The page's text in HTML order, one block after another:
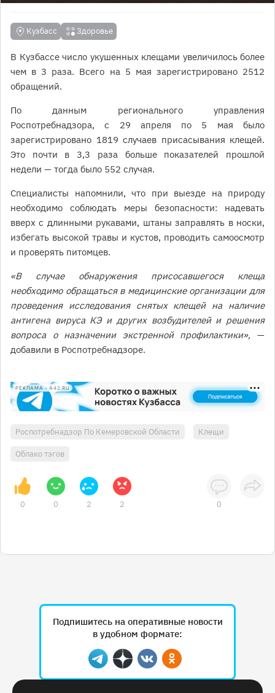
Кузбасс Здоровье
В Кузбассе число укушенных клещами увеличилось более
чем в 3 раза. Всего на 5 мая зарегистрировано 2512
обращений.
По данным регионального управления
Роспотребнадзора, с 29 апреля по 5 мая было
зарегистрировано 1819 случаев присасывания клещей.
Это почти в 3,3 раза больше показателей прошлой
недели — тогда было 552 случая.
Специалисты напомнили, что при выезде на природу
необходимо соблюдать меры безопасности: надевать
вверх с длинными рукавами, штаны заправлять в носки,
избегать высокой травы и кустов, проводить самоосмотр
и проверять питомцев.
«В случае обнаружения присосавшегося клеща
необходимо обращаться в медицинские организации для
проведения исследования снятых клещей на наличие
антигена вируса КЭ и других возбудителей и решения
вопроса о назначении экстренной профилактики», —
добавили в Роспотребнадзоре.
РЕКЛАМА • A42.RU
Роспотребнадзор По Кемеровской Области Клещи
Облако тэгов
0 0 2 2 0
Подпишитесь на оперативные новости
в удобном формате:
Telegram
ДзенВконтактеОдноклассники